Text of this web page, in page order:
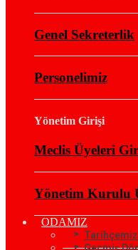
Genel Sekreterlik
Personelimiz
Yönetim Girişi
Meclis Üyeleri
Yönetim Kurulu
ODAMIZ
Tarihçemiz
Geçmiş